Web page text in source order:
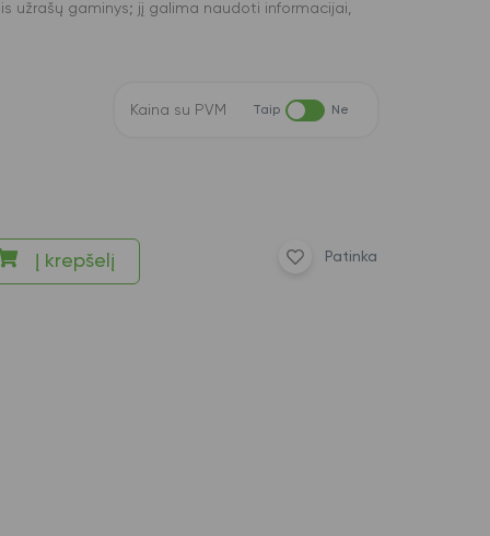
užrašų gaminys; jį galima naudoti informacijai,
Kaina su PVM Taip Ne
Į krepšelį Patinka